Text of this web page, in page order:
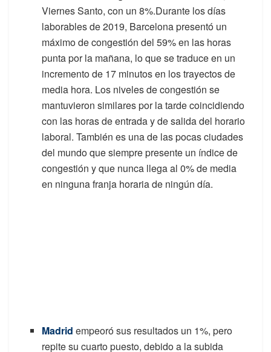
Viernes Santo, con un 8%.Durante los días
laborables de 2019, Barcelona presentó un
máximo de congestión del 59% en las horas
punta por la mañana, lo que se traduce en un
incremento de 17 minutos en los trayectos de
media hora. Los niveles de congestión se
mantuvieron similares por la tarde coincidiendo
con las horas de entrada y de salida del horario
laboral. También es una de las pocas ciudades
del mundo que siempre presente un índice de
congestión y que nunca llega al 0% de media
en ninguna franja horaria de ningún día.
Madrid empeoró sus resultados un 1%, pero
repite su cuarto puesto, debido a la subida